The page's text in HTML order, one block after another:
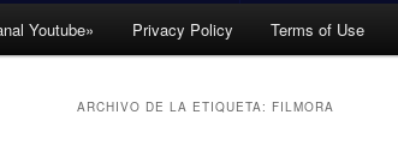
Youtube» Privacy Policy Terms of Use
ARCHIVO DE LA ETIQUETA: FILMORA